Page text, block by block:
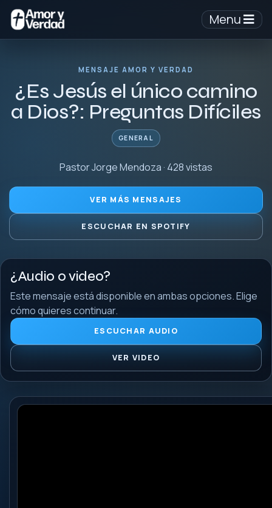
Menu
MENSAJE AMOR Y VERDAD
¿Es Jesús el único camino
a Dios?: Preguntas Difíciles
GENERAL
Pastor Jorge Mendoza · 428 vistas
VER MÁS MENSAJES
ESCUCHAR EN SPOTIFY
¿Audio o video?
Este mensaje está disponible en ambas opciones. Elige
cómo quieres continuar.
ESCUCHAR AUDIO
VER VIDEO